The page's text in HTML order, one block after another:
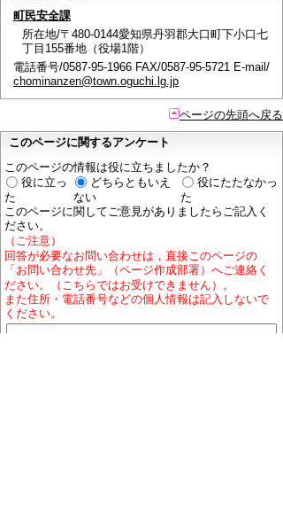
町民安全課
所在地/〒480-0144愛知県丹羽郡大口町下小口七
丁目155番地（役場1階）
電話番号/0587-95-1966 FAX/0587-95-5721 E-mail/
chominanzen@town.oguchi.lg.jp
ページの先頭へ戻る
このページに関するアンケート
このページの情報は役に立ちましたか？
役に立っ
た
どちらともいえ
ない
役にたたなかっ
た
このページに関してご意見がありましたらご記入く
ださい。
（ご注意）
回答が必要なお問い合わせは，直接このページの
「お問い合わせ先」（ページ作成部署）へご連絡く
ださい。（こちらではお受けできません）。
また住所・電話番号などの個人情報は記入しないで
ください。